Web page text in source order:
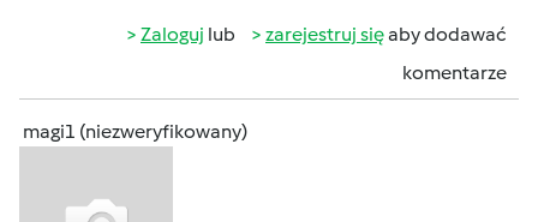
Zaloguj lub zarejestruj sięaby dodawać
komentarze
magi1 (niezweryfikowany)